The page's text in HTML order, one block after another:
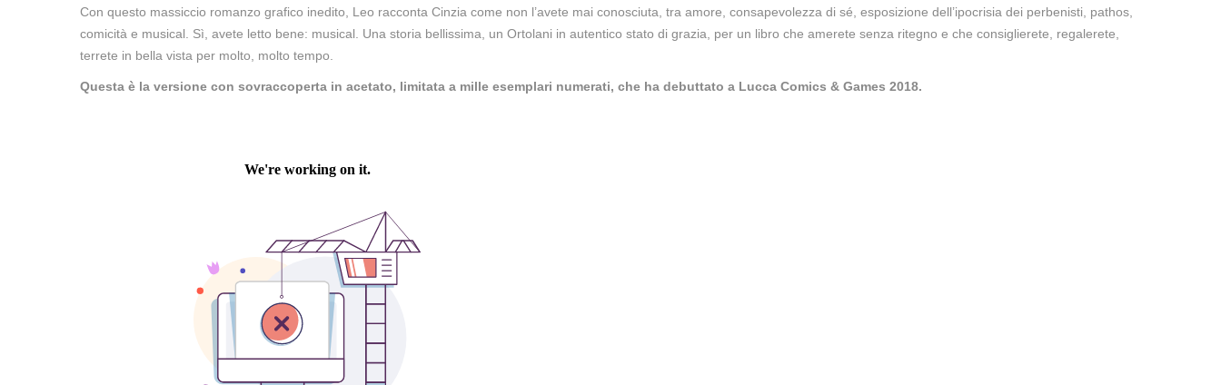
Con questo massiccio romanzo grafico inedito, Leo racconta Cinzia come non l’avete mai conosciuta, tra amore, consapevolezza di sé, esposizione dell’ipocrisia dei perbenisti, pathos,
comicità e musical. Sì, avete letto bene: musical. Una storia bellissima, un Ortolani in autentico stato di grazia, per un libro che amerete senza ritegno e che consiglierete, regalerete,
terrete in bella vista per molto, molto tempo.
Questa è la versione con sovraccoperta in acetato, limitata a mille esemplari numerati, che ha debuttato a Lucca Comics & Games 2018.